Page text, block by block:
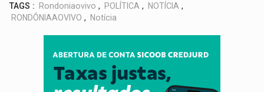
TAGS : Rondoniaovivo , POLÍTICA , NOTÍCIA ,
RONDÔNIAAOVIVO , Notícia